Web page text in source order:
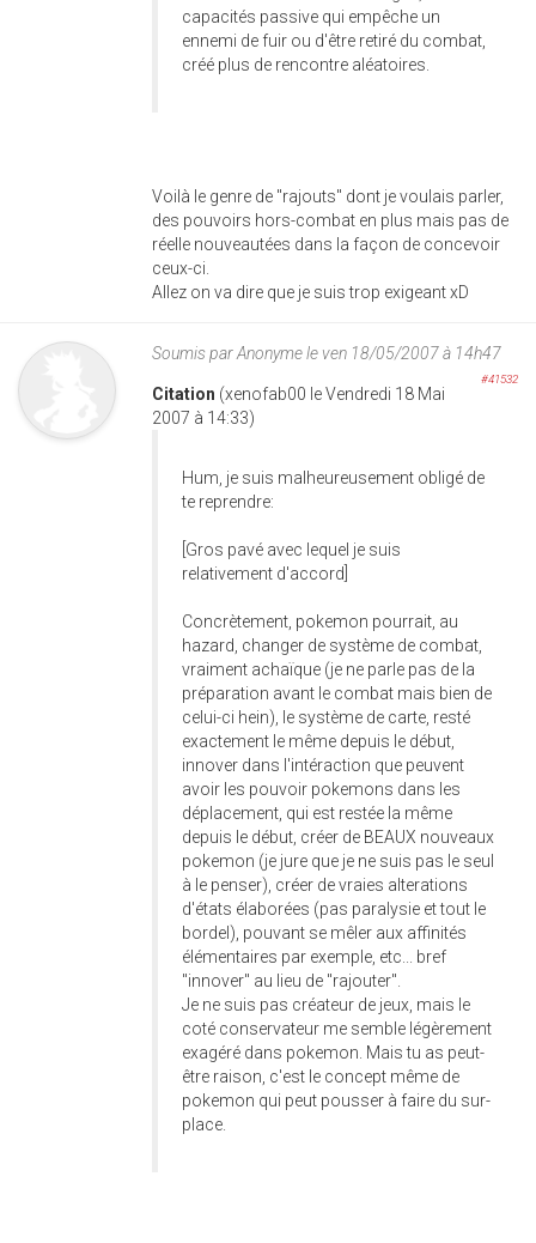
capacités passive qui empêche un
ennemi de fuir ou d'être retiré du combat,
créé plus de rencontre aléatoires.
Voilà le genre de "rajouts" dont je voulais parler,
des pouvoirs hors-combat en plus mais pas de
réelle nouveautées dans la façon de concevoir
ceux-ci.
Allez on va dire que je suis trop exigeant xD
Soumis parAnonymele ven 18/05/2007 à 14h47
#41532
Citation (xenofab00 le Vendredi 18 Mai
2007 à 14:33)
Hum, je suis malheureusement obligé de
te reprendre:
[Gros pavé avec lequel je suis
relativement d'accord]
Concrètement, pokemon pourrait, au
hazard, changer de système de combat,
vraiment achaïque (je ne parle pas de la
préparation avant le combat mais bien de
celui-ci hein), le système de carte, resté
exactement le même depuis le début,
innover dans l'intéraction que peuvent
avoir les pouvoir pokemons dans les
déplacement, qui est restée la même
depuis le début, créer de BEAUX nouveaux
pokemon (je jure que je ne suis pas le seul
à le penser), créer de vraies alterations
d'états élaborées (pas paralysie et tout le
bordel), pouvant se mêler aux affinités
élémentaires par exemple, etc... bref
"innover" au lieu de "rajouter".
Je ne suis pas créateur de jeux, mais le
coté conservateur me semble légèrement
exagéré dans pokemon. Mais tu as peut-
être raison, c'est le concept même de
pokemon qui peut pousser à faire du sur-
place.